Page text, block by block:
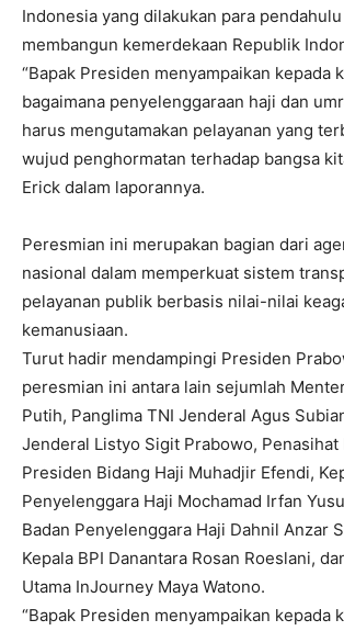
Indonesia yang dilakukan para
membangun kemerdekaan Republik
“Bapak Presiden menyampaikan kepada
bagaimana penyelenggaraan haji dan
harus mengutamakan pelayanan yang
wujud penghormatan terhadap bangsa
Erick dalam laporannya.
Peresmian ini merupakan bagian dari
nasional dalam memperkuat sistem
pelayanan publik berbasis nilai-nilai
kemanusiaan.
Turut hadir mendampingi Presiden
peresmian ini antara lain sejumlah
Putih, Panglima TNI Jenderal Agus
Jenderal Listyo Sigit Prabowo, Penasihat
Presiden Bidang Haji Muhadjir Efendi,
Penyelenggara Haji Mochamad Irfan
Badan Penyelenggara Haji Dahnil Anzar
Kepala BPI Danantara Rosan Roeslani,
Utama InJourney Maya Watono.
“Bapak Presiden menyampaikan kepada